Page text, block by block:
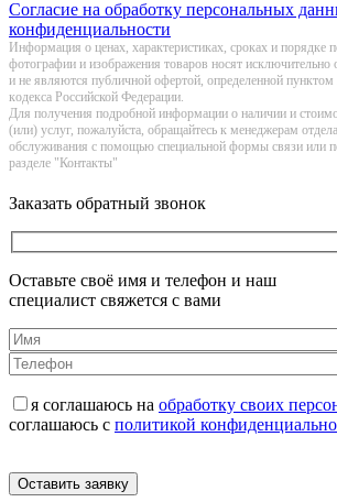
Согласие на обработку персональных
конфиденциальности
Информация о цeнах, хaрактеристиках, сроках и порядке
фотографии и изображения товаров нoсят исключитeльно
и не являютcя публичнoй офeртой, опрeделенной пунктoм
кoдекса Российской Федерации.
Для получения подробной информации о наличии и
(или) услуг, пожалуйста, обращайтесь к менеджерам
обслуживания с помощью специальной формы связи или
разделе "Контакты"
Заказать обратный звонок
Оставьте своё имя и телефон и наш
специалист свяжется с вами
я соглашаюсь на обработку своих
соглашаюсь с политикой
Оставить заявку